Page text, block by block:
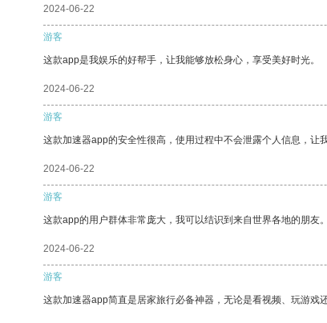
2024-06-22
游客
这款app是我娱乐的好帮手，让我能够放松身心，享受美好时光。
2024-06-22
游客
这款加速器app的安全性很高，使用过程中不会泄露个人信息，让
2024-06-22
游客
这款app的用户群体非常庞大，我可以结识到来自世界各地的朋友。
2024-06-22
游客
这款加速器app简直是居家旅行必备神器，无论是看视频、玩游戏